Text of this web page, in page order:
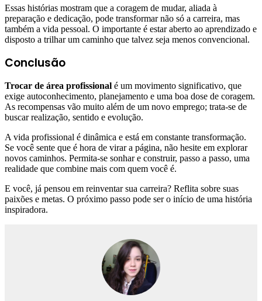
Essas histórias mostram que a coragem de mudar, aliada à
preparação e dedicação, pode transformar não só a carreira, mas
também a vida pessoal. O importante é estar aberto ao aprendizado e
disposto a trilhar um caminho que talvez seja menos convencional.
Conclusão
Trocar de área profissional é um movimento significativo, que
exige autoconhecimento, planejamento e uma boa dose de coragem.
As recompensas vão muito além de um novo emprego; trata-se de
buscar realização, sentido e evolução.
A vida profissional é dinâmica e está em constante transformação.
Se você sente que é hora de virar a página, não hesite em explorar
novos caminhos. Permita-se sonhar e construir, passo a passo, uma
realidade que combine mais com quem você é.
E você, já pensou em reinventar sua carreira? Reflita sobre suas
paixões e metas. O próximo passo pode ser o início de uma história
inspiradora.